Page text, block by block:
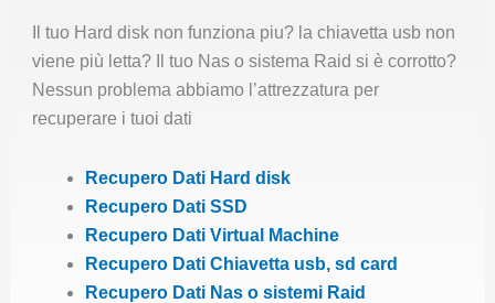
Il tuo Hard disk non funziona piu? la chiavetta usb non
viene più letta? Il tuo Nas o sistema Raid si è corrotto?
Nessun problema abbiamo l’attrezzatura per
recuperare i tuoi dati
Recupero Dati Hard disk
Recupero Dati SSD
Recupero Dati Virtual Machine
Recupero Dati Chiavetta usb, sd card
Recupero Dati Nas o sistemi Raid